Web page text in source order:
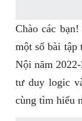
Chào các
một số bài tập
Nội năm
tư duy logic
cùng tìm hiểu